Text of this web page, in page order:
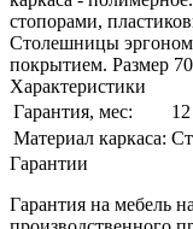
стопорами,
Столешницы
покрытием. Размер
Характеристики
Гарантия, мес:
12
Материал каркаса:
Гарантии
Гарантия на мебель